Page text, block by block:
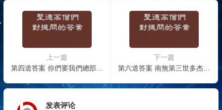
上一篇
下一篇
第六道答案 南無第三世多杰羌佛，一生都是發願實行不收任何供養
发表评论